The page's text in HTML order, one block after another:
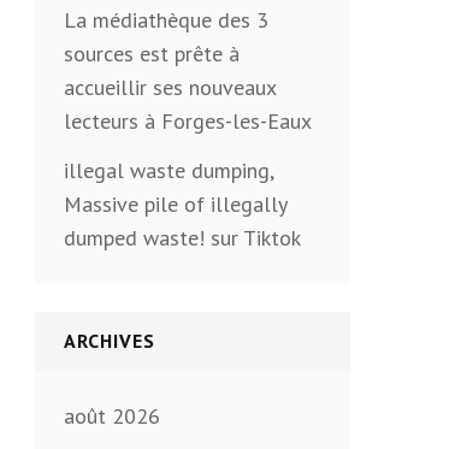
La médiathèque des 3
sources est prête à
accueillir ses nouveaux
lecteurs à Forges-les-Eaux
illegal waste dumping,
Massive pile of illegally
dumped waste! sur Tiktok
ARCHIVES
août 2026